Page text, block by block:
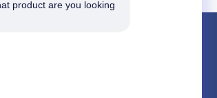
product are you looking